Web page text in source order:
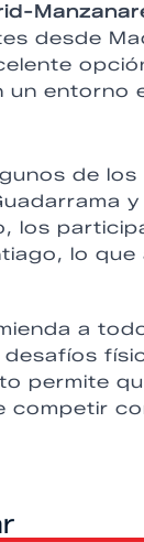
desde
un entorno
de
los
lo
a
permite
competir